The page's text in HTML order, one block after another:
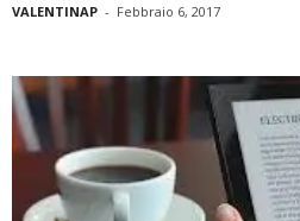
VALENTINAP - Febbraio 6, 2017